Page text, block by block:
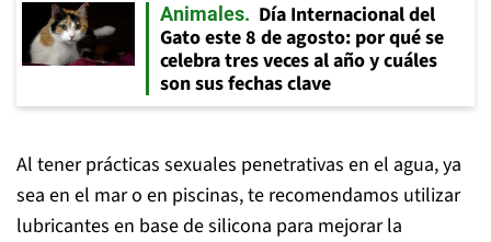
Animales
Día Internacional del
Gato este 8 de agosto: por qué se
celebra tres veces al año y cuáles
son sus fechas clave
Al tener prácticas sexuales penetrativas en el agua, ya
sea en el mar o en piscinas, te recomendamos utilizar
lubricantes en base de silicona para mejorar la